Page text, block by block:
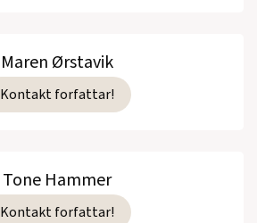
Maren Ørstavik
Kontakt forfattar!
Tone Hammer
Kontakt forfattar!